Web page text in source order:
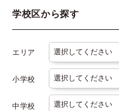
大阪市営長堀鶴見緑地線
学校区から探す
エリア
小学校
中学校